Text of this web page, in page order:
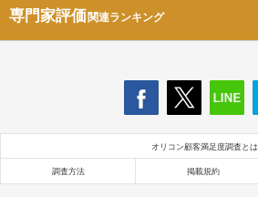
専門家評価関連ランキング
オリコン顧客満足度調査とは
調査方法 掲載規約